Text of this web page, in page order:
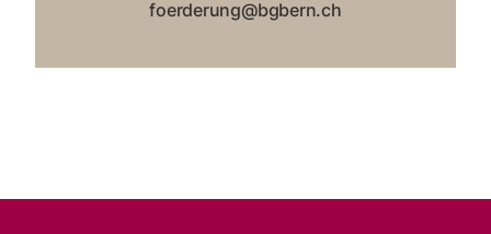
foerderung@bgbern.ch